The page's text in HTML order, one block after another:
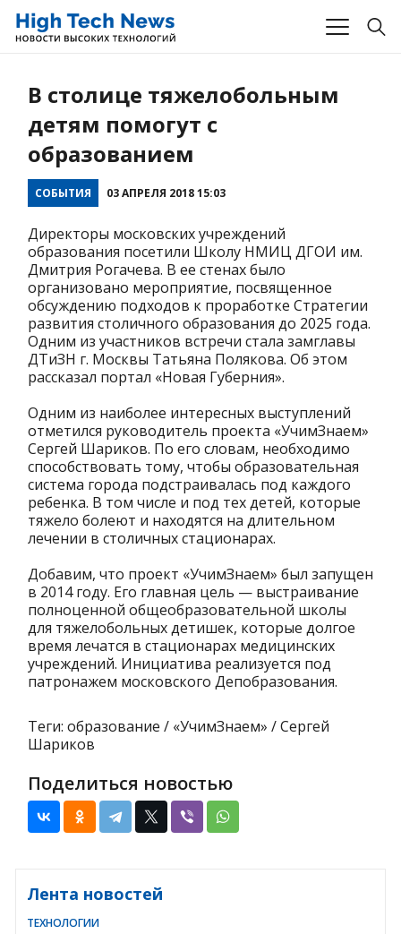
В столице тяжелобольным
детям помогут с
образованием
СОБЫТИЯ 03 АПРЕЛЯ 2018 15:03
Директоры московских учреждений
образования посетили Школу НМИЦ ДГОИ им.
Дмитрия Рогачева. В ее стенах было
организовано мероприятие, посвященное
обсуждению подходов к проработке Стратегии
развития столичного образования до 2025 года.
Одним из участников встречи стала замглавы
ДТиЗН г. Москвы Татьяна Полякова. Об этом
рассказал портал «Новая Губерния».
Одним из наиболее интересных выступлений
отметился руководитель проекта «УчимЗнаем»
Сергей Шариков. По его словам, необходимо
способствовать тому, чтобы образовательная
система города подстраивалась под каждого
ребенка. В том числе и под тех детей, которые
тяжело болеют и находятся на длительном
лечении в столичных стационарах.
Добавим, что проект «УчимЗнаем» был запущен
в 2014 году. Его главная цель — выстраивание
полноценной общеобразовательной школы
для тяжелобольных детишек, которые долгое
время лечатся в стационарах медицинских
учреждений. Инициатива реализуется под
патронажем московского Депобразования.
Теги: образование / «УчимЗнаем» / Сергей
Шариков
Поделиться новостью
Лента новостей
ТЕХНОЛОГИИ